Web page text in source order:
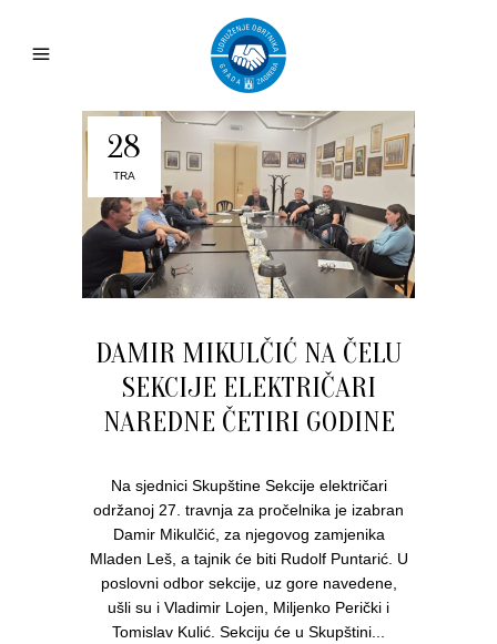
28
TRA
DAMIR MIKULČIĆ NA ČELU
SEKCIJE ELEKTRIČARI
NAREDNE ČETIRI GODINE
Na sjednici Skupštine Sekcije električari
održanoj 27. travnja za pročelnika je izabran
Damir Mikulčić, za njegovog zamjenika
Mladen Leš, a tajnik će biti Rudolf Puntarić. U
poslovni odbor sekcije, uz gore navedene,
ušli su i Vladimir Lojen, Miljenko Perički i
Tomislav Kulić. Sekciju će u Skupštini...